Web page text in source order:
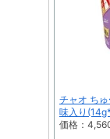
チャオ ち
味入り
価格：